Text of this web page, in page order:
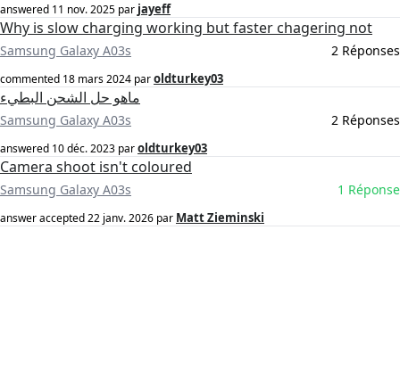
answered 11 nov. 2025 par jayeff
Why is slow charging working but faster chagering not
Samsung Galaxy A03s 2 Réponses
commented 18 mars 2024 paroldturkey03
ماهو حل الشحن البطيء
Samsung Galaxy A03s 2 Réponses
answered 10 déc. 2023 paroldturkey03
Camera shoot isn't coloured
Samsung Galaxy A03s 1 Réponse
answer accepted22 janv. 2026 par Matt Zieminski